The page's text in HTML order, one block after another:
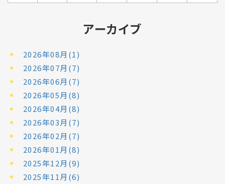
アーカイブ
2026年08月(1)
2026年07月(7)
2026年06月(7)
2026年05月(8)
2026年04月(8)
2026年03月(7)
2026年02月(7)
2026年01月(8)
2025年12月(9)
2025年11月(6)